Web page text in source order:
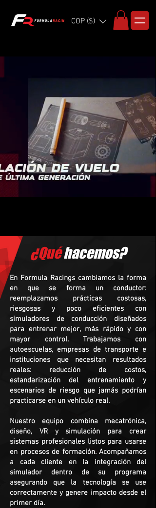
COP ($)
¿Quéhacemos?
En Formula Racings cambiamos la forma
en que se forma un conductor:
reemplazamos prácticas costosas,
riesgosas y poco eficientes con
simuladores de conducción diseñados
para entrenar mejor, más rápido y con
mayor control. Trabajamos con
autoescuelas, empresas de transporte e
instituciones que necesitan resultados
reales: reducción de costos,
estandarización del entrenamiento y
escenarios de riesgo que jamás podrían
practicarse en un vehículo real.
Nuestro equipo combina mecatrónica,
diseño, VR y simulación para crear
sistemas profesionales listos para usarse
en procesos de formación. Acompañamos
a cada cliente en la integración del
simulador dentro de su programa
asegurando que la tecnología se use
correctamente y genere impacto desde el
primer día.